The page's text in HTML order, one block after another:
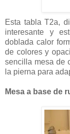
Esta tabla T2a,
interesante y
doblada calor
de colores y
sencilla mesa de
la pierna para
Mesa a base de